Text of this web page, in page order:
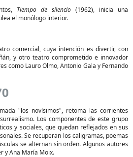
Tiempo de silencio (1962), inicia una
el monólogo interior.
comercial, cuya intención es divertir, con
y otro teatro comprometido e innovador
como Lauro Olmo, Antonio Gala y Fernando
"los novísimos", retoma las corrientes
Los componentes de este grupo
y sociales, que quedan reflejados en sus
Se recuperan los caligramas, poemas
se alternan sin orden. Algunos autores
y Ana María Moix.